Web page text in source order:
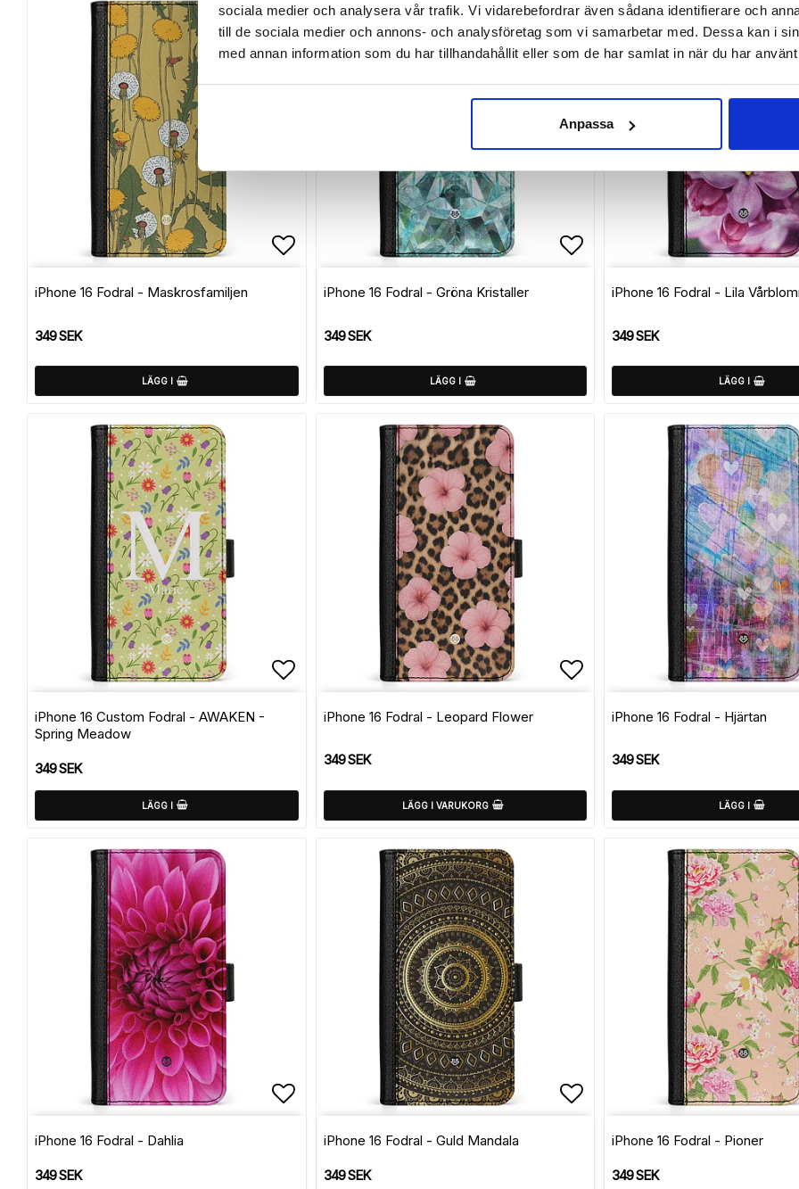
sociala medier och analysera vår trafik. Vi vidarebefordrar även sådana identifierare och
till de sociala medier och annons- och analysföretag som vi samarbetar med. Dessa kan i
med annan information som du har tillhandahållit eller som de har samlat in när du har
Anpassa
Lägg till i favoritlistan
iPhone 16 Fodral - Maskrosfamiljen
349 SEK
LÄGG I
Lägg till i favoritlistan
iPhone 16 Fodral - Gröna Kristaller
349 SEK
LÄGG I
iPhone 16 Fodral - Lila
349 SEK
LÄGG I
Lägg till i favoritlistan
iPhone 16 Custom Fodral - AWAKEN -
Spring Meadow
349 SEK
LÄGG I
Lägg till i favoritlistan
iPhone 16 Fodral - Leopard Flower
349 SEK
LÄGG I VARUKORG
iPhone 16 Fodral - Hjärtan
349 SEK
LÄGG I
Lägg till i favoritlistan
iPhone 16 Fodral - Dahlia
349 SEK
Lägg till i favoritlistan
iPhone 16 Fodral - Guld Mandala
349 SEK
iPhone 16 Fodral - Pioner
349 SEK